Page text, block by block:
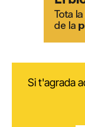
Si t'agrada